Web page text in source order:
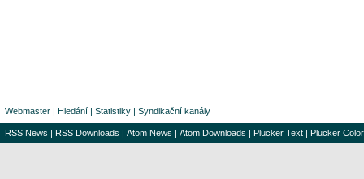
Webmaster | Hledání | Statistiky | Syndikační kanály
RSS News | RSS Downloads | Atom News | Atom Downloads | Plucker Text | Plucker Color